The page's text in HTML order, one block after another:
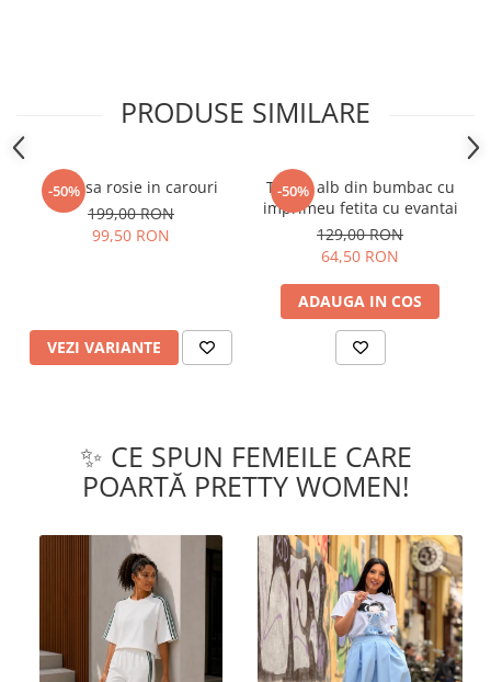
PRODUSE SIMILARE
-50%
Camasa rosie in carouri
199,00 RON
99,50 RON
VEZI VARIANTE
-50%
Tricou alb din bumbac cu
imprimeu fetita cu evantai
129,00 RON
64,50 RON
ADAUGA IN COS
✨ CE SPUN FEMEILE CARE
POARTĂ PRETTY WOMEN!